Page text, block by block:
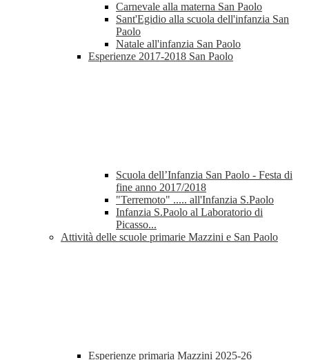
Carnevale alla materna San Paolo
Sant'Egidio alla scuola dell'infanzia San
Paolo
Natale all'infanzia San Paolo
Esperienze 2017-2018 San Paolo
Scuola dell’Infanzia San Paolo - Festa di
fine anno 2017/2018
"Terremoto" ..... all'Infanzia S.Paolo
Infanzia S.Paolo al Laboratorio di
Picasso...
Attività delle scuole primarie Mazzini e San Paolo
Esperienze primaria Mazzini 2025-26